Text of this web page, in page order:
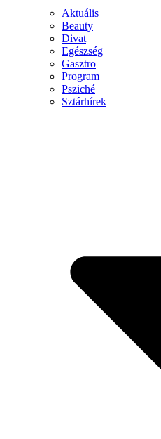
Aktuális
Beauty
Divat
Egészség
Gasztro
Program
Psziché
Sztárhírek